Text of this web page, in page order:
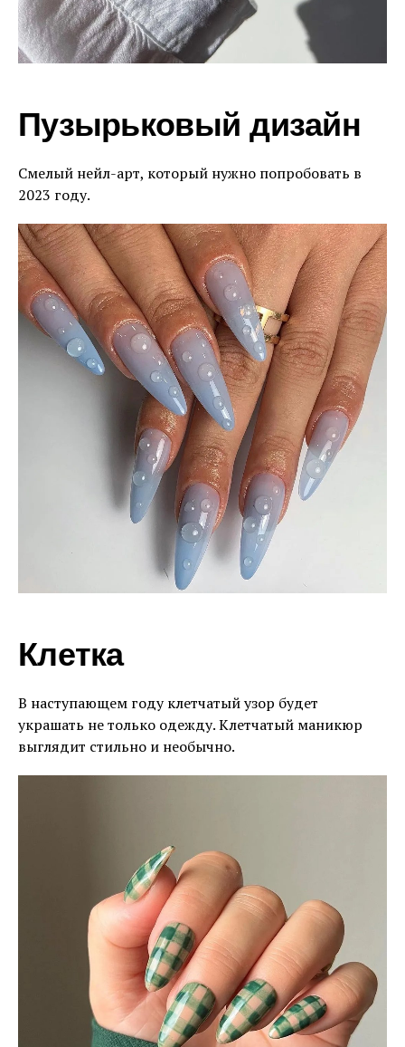
Пузырьковый дизайн
Смелый нейл-арт, который нужно попробовать в
2023 году.
Клетка
В наступающем году клетчатый узор будет
украшать не только одежду. Клетчатый маникюр
выглядит стильно и необычно.